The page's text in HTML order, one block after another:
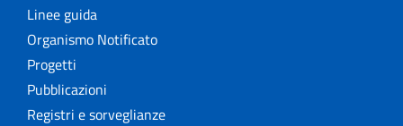
Linee guida
Organismo Notificato
Progetti
Pubblicazioni
Registri e sorveglianze